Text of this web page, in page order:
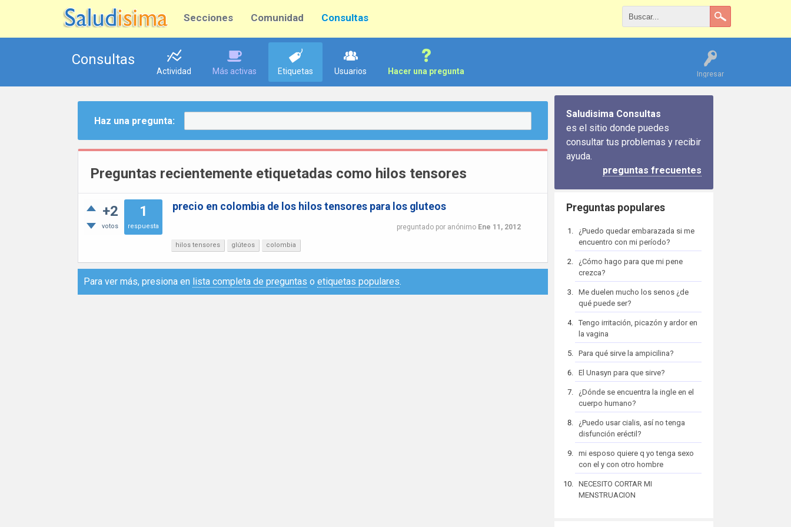
Secciones Comunidad Consultas
Ingresar
Consultas
Actividad Más activas Etiquetas Usuarios Hacer una pregunta
Haz una pregunta:
Preguntas recientemente etiquetadas como hilos tensores
+2
votos
1
respuesta
precio en colombia de los hilos tensores para los gluteos
preguntado por anónimo Ene 11, 2012
hilos tensores glúteos colombia
Para ver más, presiona en lista completa de preguntas o etiquetas populares.
Saludisima Consultas
es el sitio donde puedes
consultar tus problemas y recibir
ayuda.
preguntas frecuentes
Preguntas populares
¿Puedo quedar embarazada si me
encuentro con mi período?
¿Cómo hago para que mi pene
crezca?
Me duelen mucho los senos ¿de
qué puede ser?
Tengo irritación, picazón y ardor en
la vagina
Para qué sirve la ampicilina?
El Unasyn para que sirve?
¿Dónde se encuentra la ingle en el
cuerpo humano?
¿Puedo usar cialis, así no tenga
disfunción eréctil?
mi esposo quiere q yo tenga sexo
con el y con otro hombre
NECESITO CORTAR MI
MENSTRUACION